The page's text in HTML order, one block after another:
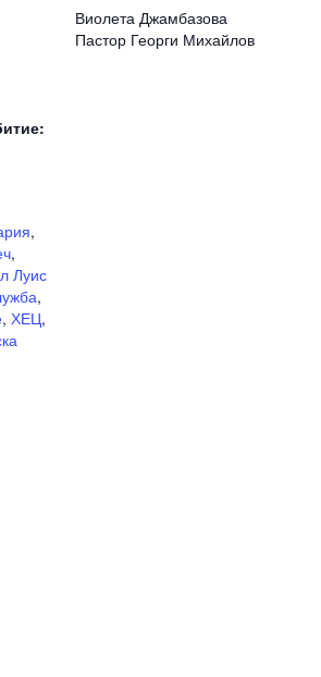
,
,
Луис
,
, ХЕЦ,
Виолета Джамбазова
Пастор Георги Михайлов